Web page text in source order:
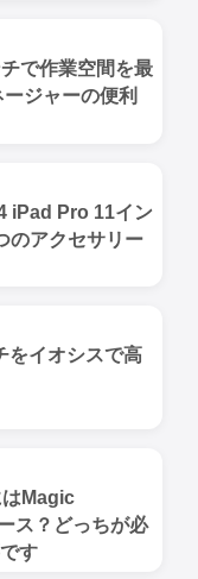
で作業空間を最
ジャーの便利
iPad Pro 11イン
のアクセサリー
をイオシスで高
Magic
ス？どっちが必
す